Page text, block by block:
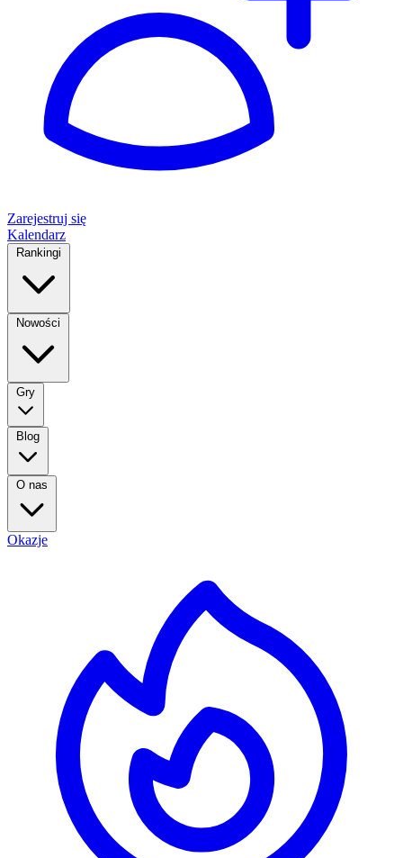
Zarejestruj się
Kalendarz
Rankingi
Nowości
Gry
Blog
O nas
Okazje